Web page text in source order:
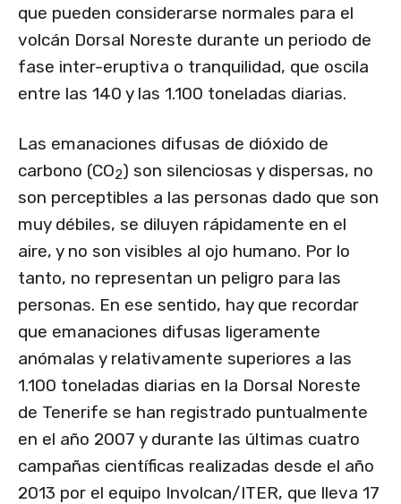
que pueden considerarse normales para el
volcán Dorsal Noreste durante un periodo de
fase inter-eruptiva o tranquilidad, que oscila
entre las 140 y las 1.100 toneladas diarias.
Las emanaciones difusas de dióxido de
carbono (CO2) son silenciosas y dispersas, no
son perceptibles a las personas dado que son
muy débiles, se diluyen rápidamente en el
aire, y no son visibles al ojo humano. Por lo
tanto, no representan un peligro para las
personas. En ese sentido, hay que recordar
que emanaciones difusas ligeramente
anómalas y relativamente superiores a las
1.100 toneladas diarias en la Dorsal Noreste
de Tenerife se han registrado puntualmente
en el año 2007 y durante las últimas cuatro
campañas científicas realizadas desde el año
2013 por el equipo Involcan/ITER, que lleva 17